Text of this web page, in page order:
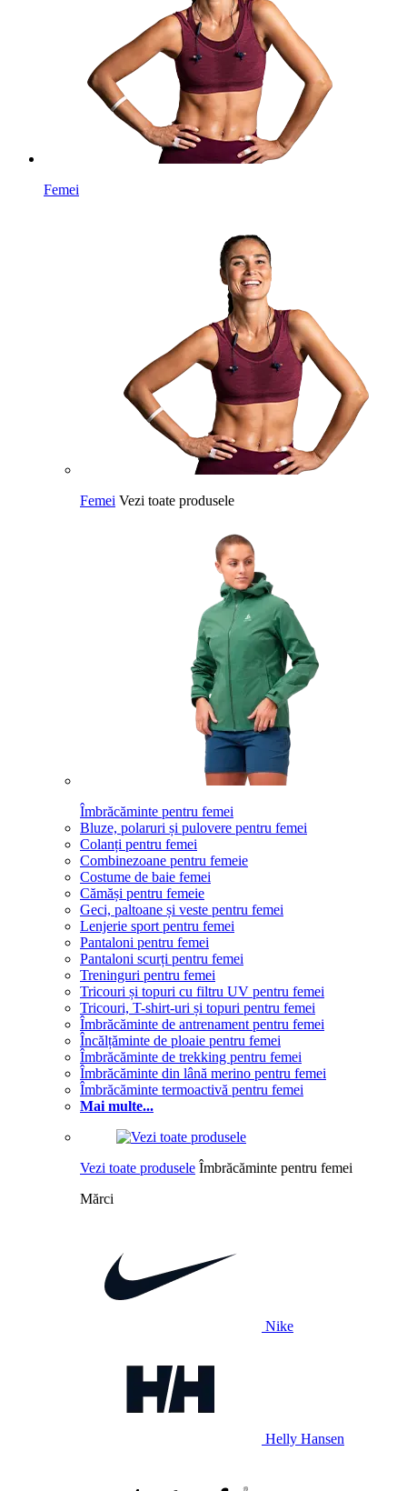
Femei
Femei Vezi toate produsele
Îmbrăcăminte pentru femei
Bluze, polaruri și pulovere pentru femei
Colanți pentru femei
Combinezoane pentru femeie
Costume de baie femei
Cămăși pentru femeie
Geci, paltoane și veste pentru femei
Lenjerie sport pentru femei
Pantaloni pentru femei
Pantaloni scurți pentru femei
Treninguri pentru femei
Tricouri și topuri cu filtru UV pentru femei
Tricouri, T-shirt-uri și topuri pentru femei
Îmbrăcăminte de antrenament pentru femei
Încălțăminte de ploaie pentru femei
Îmbrăcăminte de trekking pentru femei
Îmbrăcăminte din lână merino pentru femei
Îmbrăcăminte termoactivă pentru femei
Mai multe...
Vezi toate produsele Îmbrăcăminte pentru femei
Mărci
Nike
Helly Hansen